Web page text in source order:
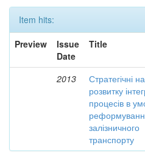
Item hits:
Preview
Issue
Date
Title
2013
Стратегічні
розвитку
процесів в
залізничного
транспорту